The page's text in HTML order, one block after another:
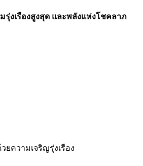
รุ่งเรืองสูงสุด และพลังแห่งโชคลาภ
ยความเจริญรุ่งเรือง